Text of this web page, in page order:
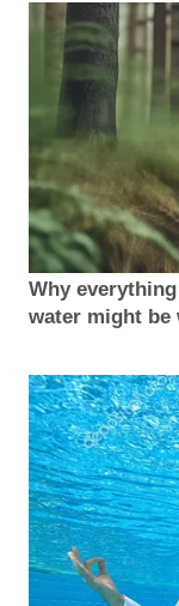
Why
water might be